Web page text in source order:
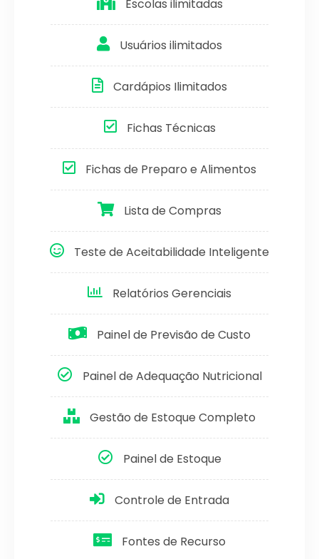
Escolas ilimitadas
Usuários ilimitados
Cardápios Ilimitados
Fichas Técnicas
Fichas de Preparo e Alimentos
Lista de Compras
Teste de Aceitabilidade Inteligente
Relatórios Gerenciais
Painel de Previsão de Custo
Painel de Adequação Nutricional
Gestão de Estoque Completo
Painel de Estoque
Controle de Entrada
Fontes de Recurso